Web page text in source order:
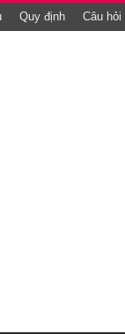
Quy định Câu